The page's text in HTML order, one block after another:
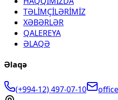
TƏLİMÇİLƏRİMİZ
XƏBƏRLƏR
QALEREYA
ƏLAQƏ
Əlaqə
(+994-12) 497-07-10